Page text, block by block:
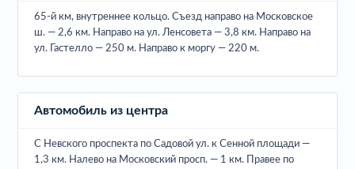
65-й км, внутреннее кольцо. Съезд направо на Московское
ш. — 2,6 км. Направо на ул. Ленсовета — 3,8 км. Направо на
ул. Гастелло — 250 м. Направо к моргу — 220 м.
Автомобиль из центра
С Невского проспекта по Садовой ул. к Сенной площади —
1,3 км. Налево на Московский просп. — 1 км. Правее по